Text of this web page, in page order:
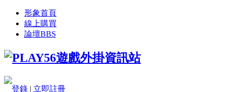
形象首頁
線上購買
論壇BBS
登錄 | 立即註冊